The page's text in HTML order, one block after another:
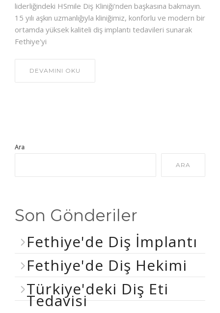
liderliğindeki HSmile Diş Kliniği'nden başkasına bakmayın.
15 yılı aşkın uzmanlığıyla kliniğimiz, konforlu ve modern bir
ortamda yüksek kaliteli diş implantı tedavileri sunarak
Fethiye'yi
DEVAMINI OKU
Ara
ARA
Son Gönderiler
Fethiye'de Diş İmplantı
Fethiye'de Diş Hekimi
Türkiye'deki Diş Eti
Tedavisi